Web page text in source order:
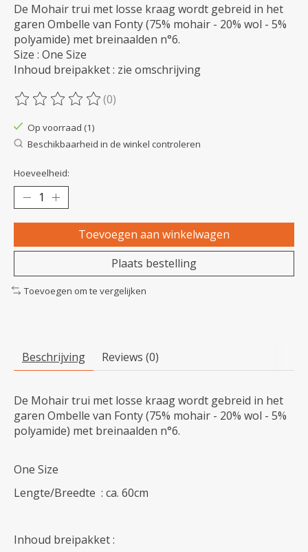
De Mohair trui met losse kraag wordt gebreid in het
garen Ombelle van Fonty (75% mohair - 20% wol - 5%
polyamide) met breinaalden n°6.
Size : One Size
Inhoud breipakket : zie omschrijving
De beoordeling van dit product is
(0)
Op voorraad (1)
Beschikbaarheid in de winkel controleren
Hoeveelheid:
Toevoegen aan winkelwagen
Plaats bestelling
Toevoegen om te vergelijken
Beschrijving Reviews (0)
De Mohair trui met losse kraag wordt gebreid in het
garen Ombelle van Fonty (75% mohair - 20% wol - 5%
polyamide) met breinaalden n°6.
One Size
Lengte/Breedte : ca. 60cm
Inhoud breipakket :